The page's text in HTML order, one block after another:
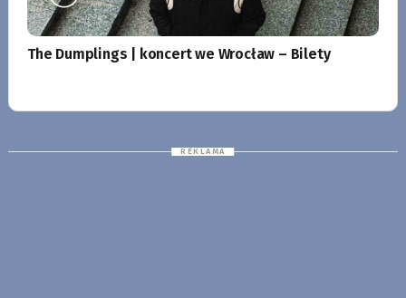
The Dumplings | koncert we Wrocław – Bilety